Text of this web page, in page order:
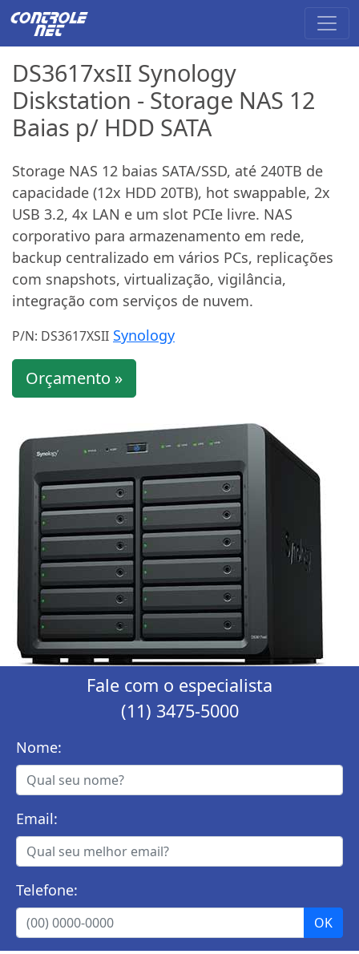
DS3617xsII Synology
Diskstation - Storage NAS 12
Baias p/ HDD SATA
Storage NAS 12 baias SATA/SSD, até 240TB de
capacidade (12x HDD 20TB), hot swappable, 2x
USB 3.2, 4x LAN e um slot PCIe livre. NAS
corporativo para armazenamento em rede,
backup centralizado em vários PCs, replicações
com snapshots, virtualização, vigilância,
integração com serviços de nuvem.
P/N: DS3617XSII Synology
Orçamento »
Fale com o especialista
(11) 3475-5000
Nome:
Email:
Telefone: